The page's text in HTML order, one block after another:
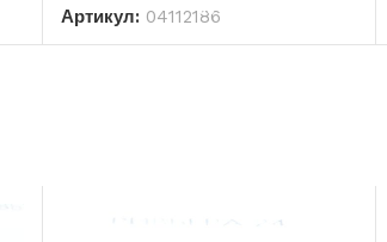
Артикул: 04112186